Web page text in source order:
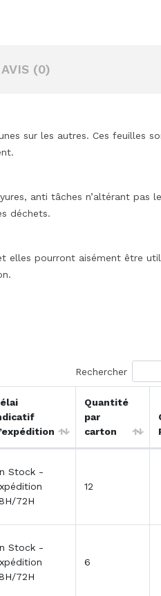
AVIS (0)
sur les autres. Ces feuilles
anti tâches n’altérant pas
déchets.
elles pourront aisément être
Rechercher
Quantité
par
carton
Stock -
72H
12
Stock -
72H
6